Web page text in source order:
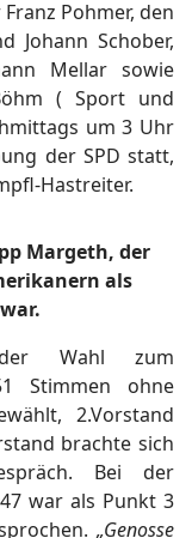
Pohmer, den
Johann Schober,
Mellar sowie
( Sport und
um 3 Uhr
der SPD statt,
Hastreiter.
Margeth, der
als
Wahl zum
Stimmen ohne
2.Vorstand
brachte sich
Bei der
war als Punkt 3
„Genosse